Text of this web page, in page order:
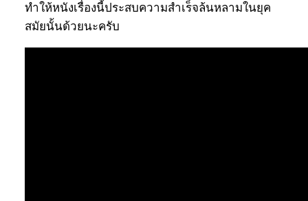
ทำให้หนังเรื่องนี้ประสบความสำเร็จล้นหลามในยุค
สมัยนั้นด้วยนะครับ